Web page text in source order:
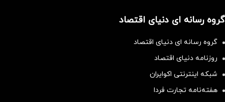
گروه رسانه ای دنیای اقتصاد
گروه رسانه ای دنیای اقتصاد
روزنامه دنیای اقتصاد
شبکه اینترنتی اکوایران
هفته‌نامه تجارت فردا